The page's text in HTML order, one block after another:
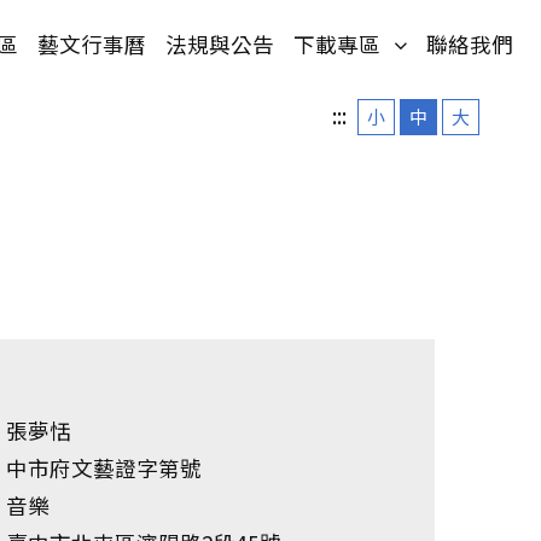
) 藝文行事曆 法規與公告 下載專區 (按鍵盤[下]，
聯絡我們
::: 小 中 大
張夢恬
中市府文藝證字第號
音樂